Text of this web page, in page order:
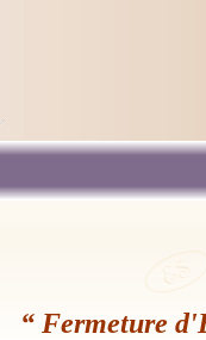
“ Fermeture